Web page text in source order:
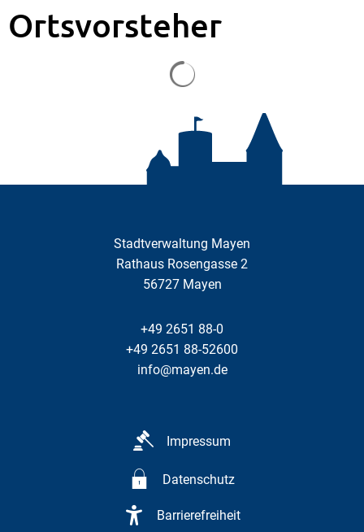
Ortsvorsteher
Stadtverwaltung Mayen
Rathaus Rosengasse 2
56727 Mayen
+49 2651 88-0
+49 2651 88-52600
info@mayen.de
Impressum
Datenschutz
Barrierefreiheit